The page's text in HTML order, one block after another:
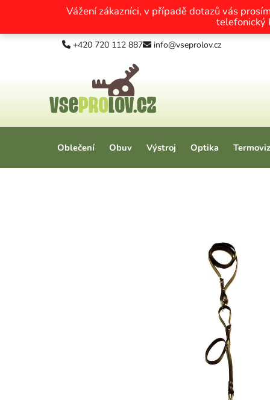
Přejít na obsah
Vážení zákazníci, v případě dotazů vás
telefonický
+420 720 112 887 info@vseprolov.cz
Oblečení Obuv Výstroj Optika